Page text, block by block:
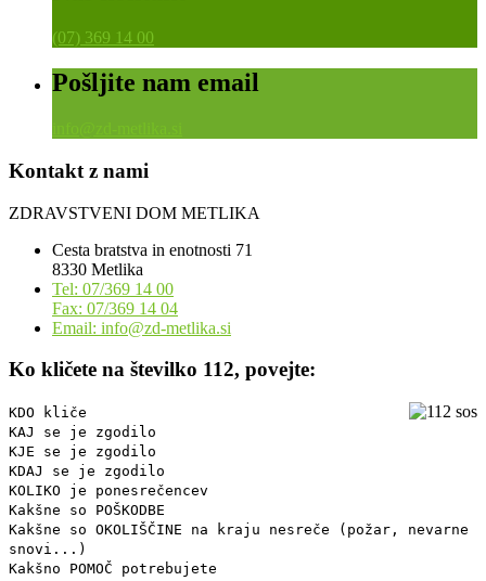
(07) 369 14 00
Pošljite nam email
Kontakt z nami
ZDRAVSTVENI DOM METLIKA
Cesta bratstva in enotnosti 71
8330 Metlika
Tel: 07/369 14 00
Fax: 07/369 14 04
Email: info@zd-metlika.si
Ko kličete na številko 112, povejte:
KDO kliče
KAJ se je zgodilo
KJE se je zgodilo
KDAJ se je zgodilo
KOLIKO je ponesrečencev
Kakšne so POŠKODBE
Kakšne so OKOLIŠČINE na kraju nesreče (požar, nevarne
snovi...)
Kakšno POMOČ potrebujete